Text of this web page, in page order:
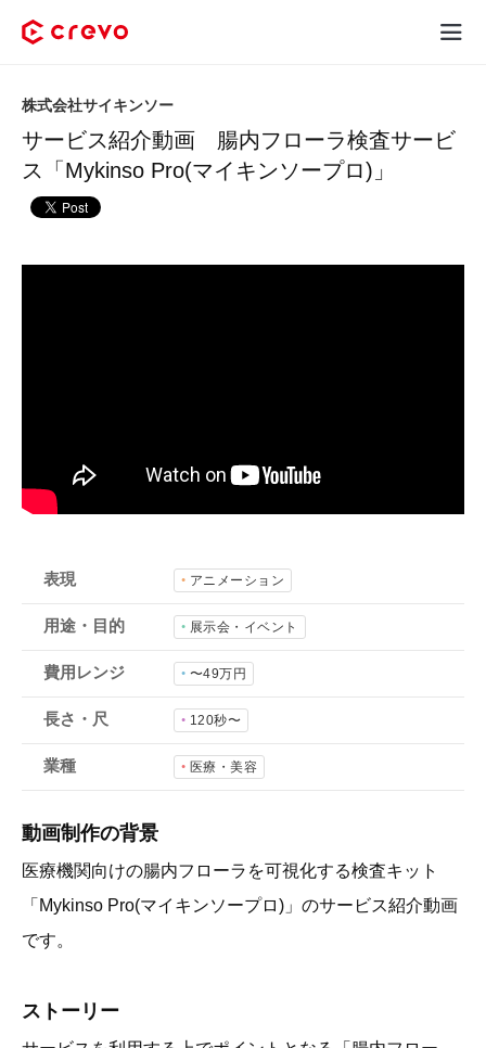
採用コンテンツ制作
サービス
制作実績
会社概要
- 動画に関するご相談はこちら -
お問合わせ・無料見積もり
資料ダウンロード
サービス紹介動画 腸内フローラ検査サービ
ス「Mykinso Pro(マイキンソープロ)」
株式会社サイキンソー
表現 アニメーション
用途・目的 展示会・イベント
費用レンジ 〜49万円
長さ・尺 120秒〜
業種 医療・美容
動画制作の背景
医療機関向けの腸内フローラを可視化する検査キット
「Mykinso Pro(マイキンソープロ)」のサービス紹介動画
です。
ストーリー